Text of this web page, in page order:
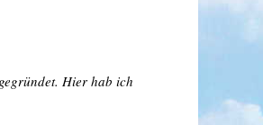
Hier hab ich